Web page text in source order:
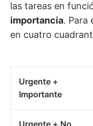
las tareas en
importancia. Para
en cuatro
Urgente +
Importante
Urgente + No